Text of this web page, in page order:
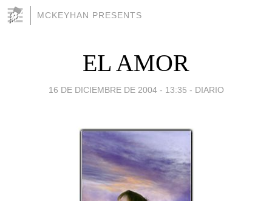
MCKEYHAN PRESENTS
EL AMOR
16 DE DICIEMBRE DE 2004 - 13:35 - DIARIO